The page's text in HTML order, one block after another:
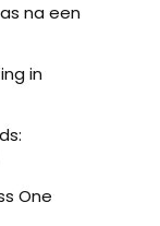
na een
in
One